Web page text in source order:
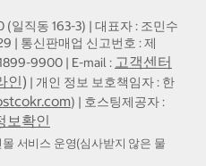
일직동 163-3) | 대표자 : 조민수
| 통신판매업 신고번호 : 제
9900 | E-mail : 고객센터
인) | 개인 정보 보호책임자 : 한
) | 호스팅제공자 :
보확인
서비스 운영(심사받지 않은 물